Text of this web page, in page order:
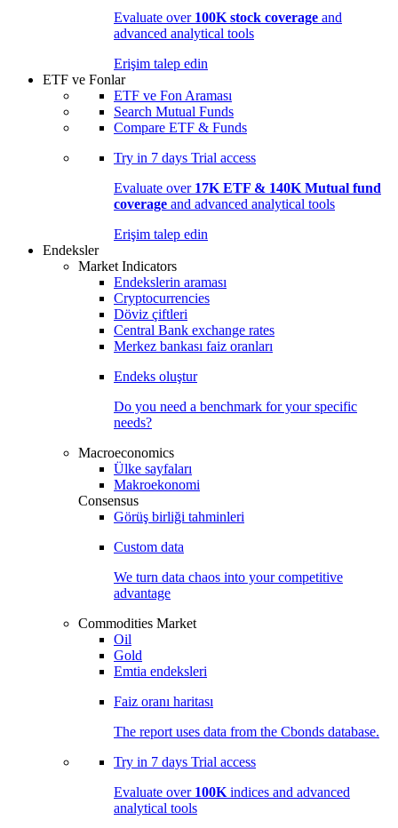
Evaluate over 100K stock coverage and
advanced analytical tools
Erişim talep edin
ETF ve Fonlar
ETF ve Fon Araması
Search Mutual Funds
Compare ETF & Funds
Try in 7 days Trial access
Evaluate over 17K ETF & 140K Mutual fund
coverage and advanced analytical tools
Erişim talep edin
Endeksler
Market Indicators
Endekslerin araması
Cryptocurrencies
Döviz çiftleri
Central Bank exchange rates
Merkez bankası faiz oranları
Endeks oluştur
Do you need a benchmark for your specific
needs?
Macroeconomics
Ülke sayfaları
Makroekonomi
Consensus
Görüş birliği tahminleri
Custom data
We turn data chaos into your competitive
advantage
Commodities Market
Oil
Gold
Emtia endeksleri
Faiz oranı haritası
The report uses data from the Cbonds database.
Try in 7 days Trial access
Evaluate over 100K indices and advanced
analytical tools